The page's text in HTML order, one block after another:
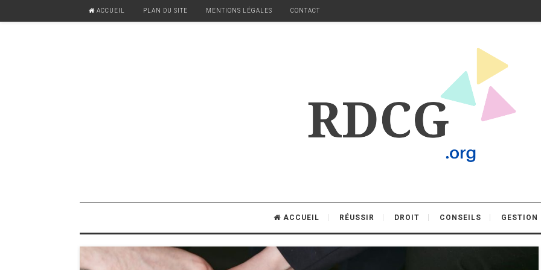
ACCUEIL PLAN DU SITE MENTIONS LÉGALES CONTACT
ACCUEIL RÉUSSIR DROIT CONSEILS GESTION